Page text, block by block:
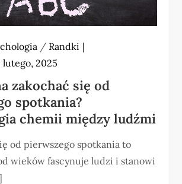
/ Randki
lutego, 2025
zakochać się od
spotkania?
chemii między ludźmi
od pierwszego spotkania to
wieków fascynuje ludzi i stanowi